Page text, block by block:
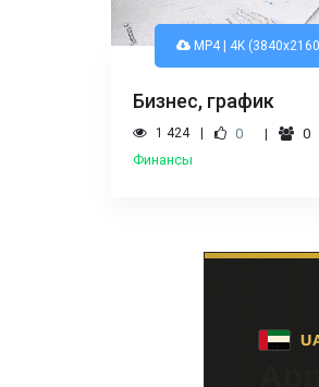
MP4 | 4K
Бизнес, график
1 424 0
0
Финансы